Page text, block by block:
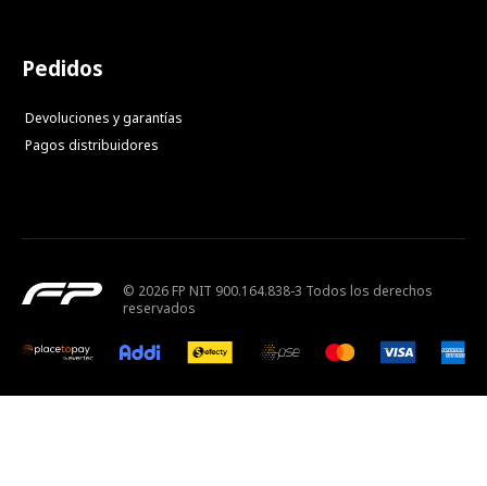
Pedidos
Devoluciones y garantías
Pagos distribuidores
© 2026 FP NIT 900.164.838-3 Todos los derechos
reservados